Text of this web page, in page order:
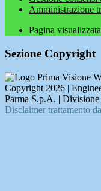
Amministrazione
Pagina visualizzata
Sezione Copyright
Copyright 2026 |
Parma S.p.A. |
Disclaimer trattamento